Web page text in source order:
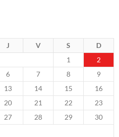
J V S
D
1
2
6 7 8
9
13 14 15
16
20 21 22
23
27 28 29
30